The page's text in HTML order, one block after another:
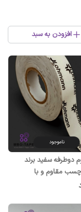
افزودن به سبد
ناموجود
سفید برند
مقاوم و با